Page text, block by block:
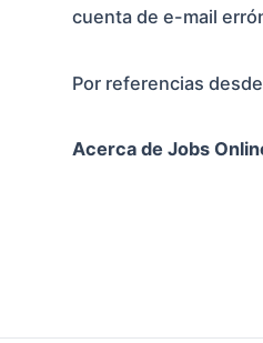
cuenta de e-mail
Por referencias
Acerca de Jobs